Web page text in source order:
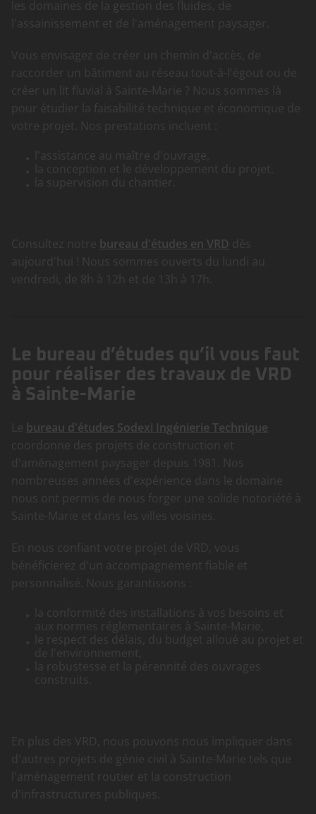
les domaines de la gestion des fluides, de
l'assainissement et de l'aménagement paysager.
Vous envisagez de créer un chemin d'accès, de
raccorder un bâtiment au réseau tout-à-l'égout ou de
créer un lit fluvial à Sainte-Marie ? Nous sommes là
pour étudier la faisabilité technique et économique de
votre projet. Nos prestations incluent :
l'assistance au maître d'ouvrage,
la conception et le développement du projet,
la supervision du chantier.
Consultez notre bureau d'études en VRD dès
aujourd'hui ! Nous sommes ouverts du lundi au
vendredi, de 8h à 12h et de 13h à 17h.
Le bureau d’études qu’il vous faut
pour réaliser des travaux de VRD
à Sainte-Marie
Le bureau d'études Sodexi Ingénierie Technique
coordonne des projets de construction et
d'aménagement paysager depuis 1981. Nos
nombreuses années d'expérience dans le domaine
nous ont permis de nous forger une solide notoriété à
Sainte-Marie et dans les villes voisines.
En nous confiant votre projet de VRD, vous
bénéficierez d'un accompagnement fiable et
personnalisé. Nous garantissons :
la conformité des installations à vos besoins et
aux normes réglementaires à Sainte-Marie,
le respect des délais, du budget alloué au projet et
de l'environnement,
la robustesse et la pérennité des ouvrages
construits.
En plus des VRD, nous pouvons nous impliquer dans
d'autres projets de génie civil à Sainte-Marie tels que
l'aménagement routier et la construction
d'infrastructures publiques.